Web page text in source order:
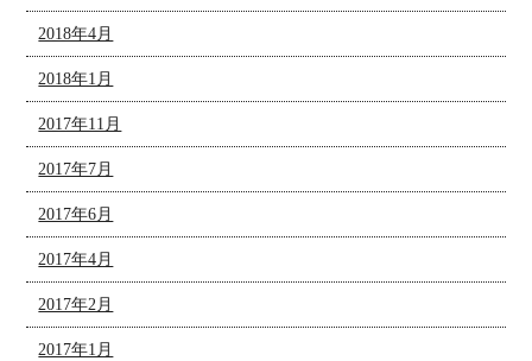
2018年4月
2018年1月
2017年11月
2017年7月
2017年6月
2017年4月
2017年2月
2017年1月